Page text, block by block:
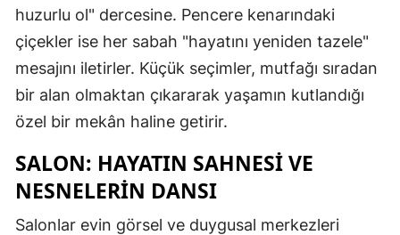
huzurlu ol" dercesine. Pencere kenarındaki
çiçekler ise her sabah "hayatını yeniden tazele"
mesajını iletirler. Küçük seçimler, mutfağı sıradan
bir alan olmaktan çıkararak yaşamın kutlandığı
özel bir mekân haline getirir.
SALON: HAYATIN SAHNESI VE
NESNELERIN DANSI
Salonlar evin görsel ve duygusal merkezleri